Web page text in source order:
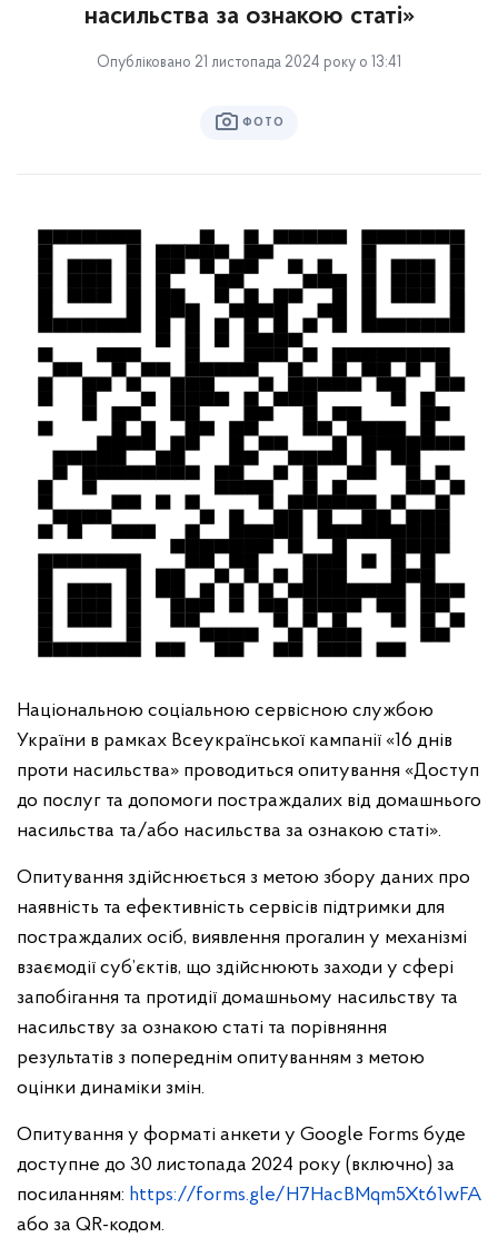
насильства за ознакою статі»
Опубліковано 21 листопада 2024 року о 13:41
ФОТО
Національною соціальною сервісною службою
України в рамках Всеукраїнської кампанії «16 днів
проти насильства» проводиться опитування «Доступ
до послуг та допомоги постраждалих від домашнього
насильства та/або насильства за ознакою статі».
Опитування здійснюється з метою збору даних про
наявність та ефективність сервісів підтримки для
постраждалих осіб, виявлення прогалин у механізмі
взаємодії суб’єктів, що здійснюють заходи у сфері
запобігання та протидії домашньому насильству та
насильству за ознакою статі та порівняння
результатів з попереднім опитуванням з метою
оцінки динаміки змін.
Опитування у форматі анкети у Google Forms буде
доступне до 30 листопада 2024 року (включно) за
посиланням: https://forms.gle/H7HacBMqm5Xt61wFA
або за QR-кодом.